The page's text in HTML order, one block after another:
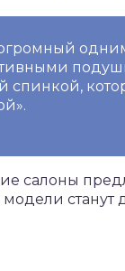
спинкой,
салоны
модели